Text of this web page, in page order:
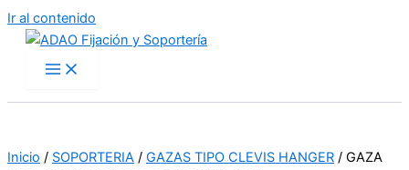
Ir al contenido
Inicio / SOPORTERIA / GAZAS TIPO CLEVIS HANGER / GAZA